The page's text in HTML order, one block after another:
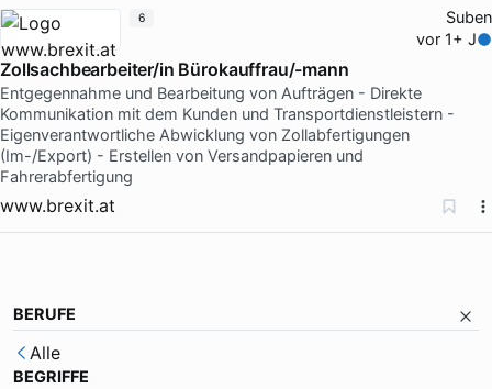
Suben
vor 1+ J
Zollsachbearbeiter/in Bürokauffrau/-mann
Entgegennahme und Bearbeitung von Aufträgen - Direkte
Kommunikation mit dem Kunden und Transportdienstleistern -
Eigenverantwortliche Abwicklung von Zollabfertigungen
(Im-/Export) - Erstellen von Versandpapieren und
Fahrerabfertigung
www.brexit.at
6
BERUFE
Alle
BEGRIFFE